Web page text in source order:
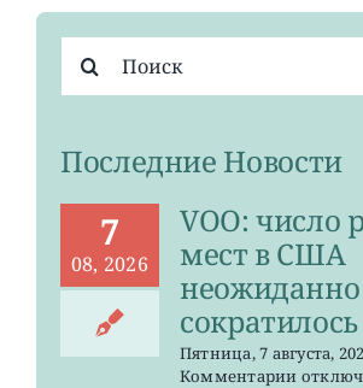
поиска:
Последние Новости
7
08, 2026
VOO: число
мест в США
неожиданно
сократилось
Пятница, 7 августа,
Комментариик